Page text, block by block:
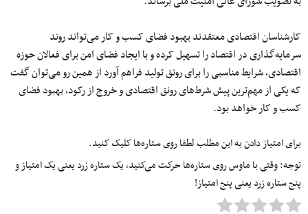
کارشناسان اقتصادی معتقدند بهبود فضایکسبوکارمی‌تواندروند
سرمایه‌گذاریدر اقتصاد را تسهیل کرده و با ایجاد فضای امن برای فعالان حوزه
اقتصادی،‌ شرایط مناسبی را برای رونق تولید فراهم آورد از همین رومی‌توانگفت
که یکی ازمهم‌ترینپیششرط‌هایرونق اقتصادی و خروج از رکود،‌ بهبود فضای
کسبوکارخواهد بود.
برای امتیاز دادن به این مطلب لطفا روی ستاره‌ها کلیک کنید.
توجه: وقتی با ماوس روی ستاره‌ها حرکت می‌کنید، یک ستاره زرد یعنی یک امتیاز و
پنج ستاره زرد یعنی پنج امتیاز!